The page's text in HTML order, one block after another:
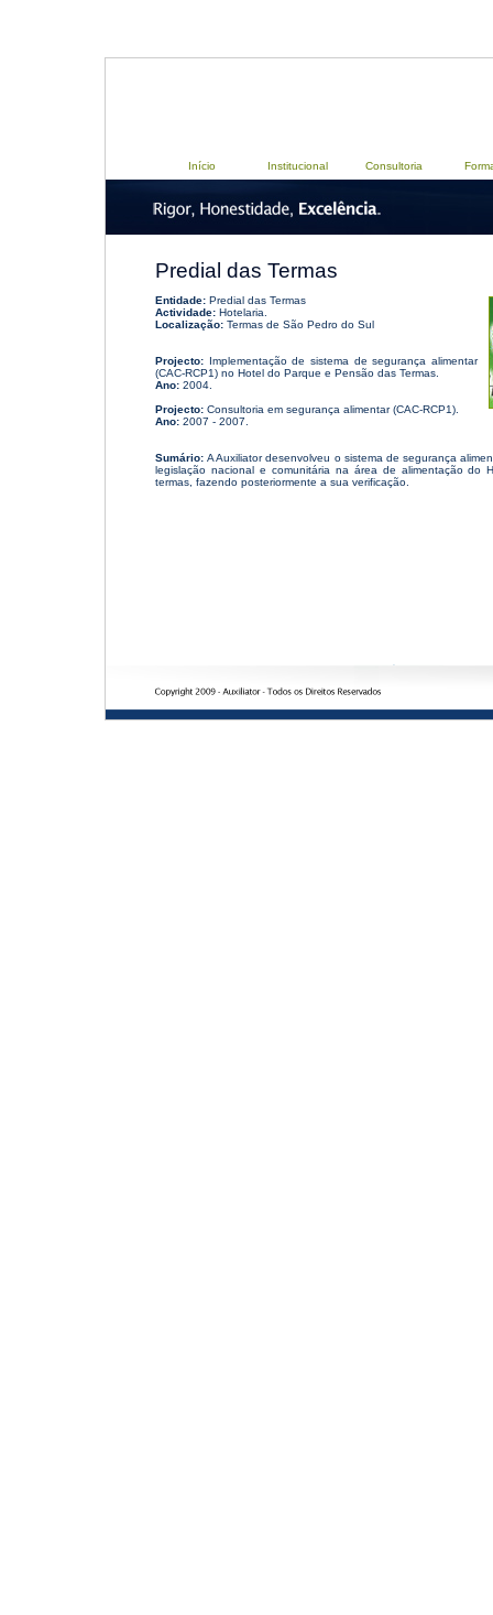
Início Institucional Consultoria
Predial das Termas
Entidade: Predial das Termas
Actividade: Hotelaria.
Localização: Termas de São Pedro do Sul
Projecto: Implementação de sistema de segurança alimentar
(CAC-RCP1) no Hotel do Parque e Pensão das Termas.
Ano: 2004.
Projecto: Consultoria em segurança alimentar (CAC-RCP1).
Ano: 2007 - 2007.
Sumário:A Auxiliator desenvolveu o sistema de segurança
legislação nacional e comunitária na área de alimentação do
termas, fazendo posteriormente a sua verificação.